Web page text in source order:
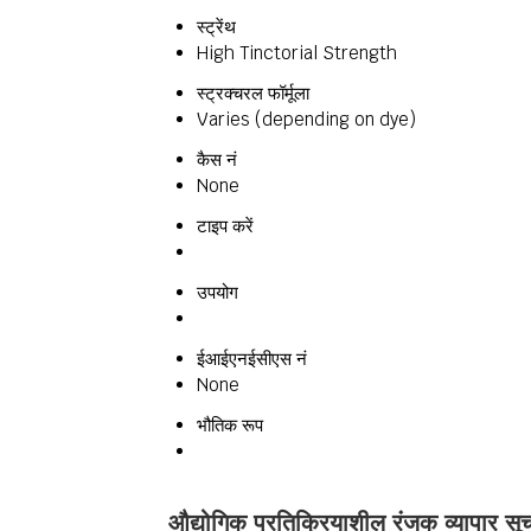
स्ट्रेंथ
High Tinctorial Strength
स्ट्रक्चरल फॉर्मूला
Varies (depending on dye)
कैस नं
None
टाइप करें
उपयोग
ईआईएनईसीएस नं
None
भौतिक रूप
औद्योगिक प्रतिक्रियाशील रंजक व्यापार